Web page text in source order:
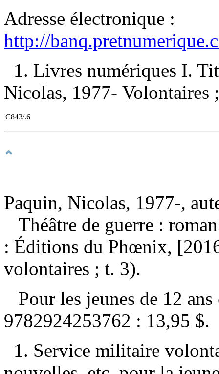
Adresse électronique :
http://
1. Livres numériques I.
Nicolas, 1977- Volontaires
C843/.6
Paquin, Nicolas, 1977-,
Théâtre de guerre :
: Éditions du Phœnix,
volontaires ; t. 3).
Pour les jeunes de 12
9782924253762 : 13,95 $.
1. Service militaire